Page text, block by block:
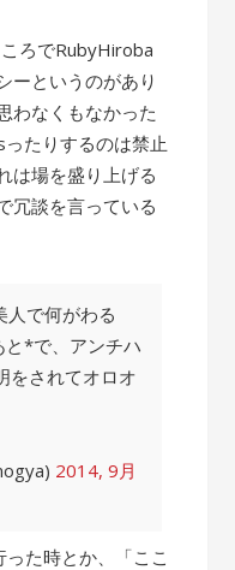
ろでRubyHiroba
ーというのがあり
わなくもなかった
たりするのは禁止
は場を盛り上げる
冗談を言っている
人で何がわる
*で、アンチハ
をされてオロオ
2014, 9月
た時とか、「ここ